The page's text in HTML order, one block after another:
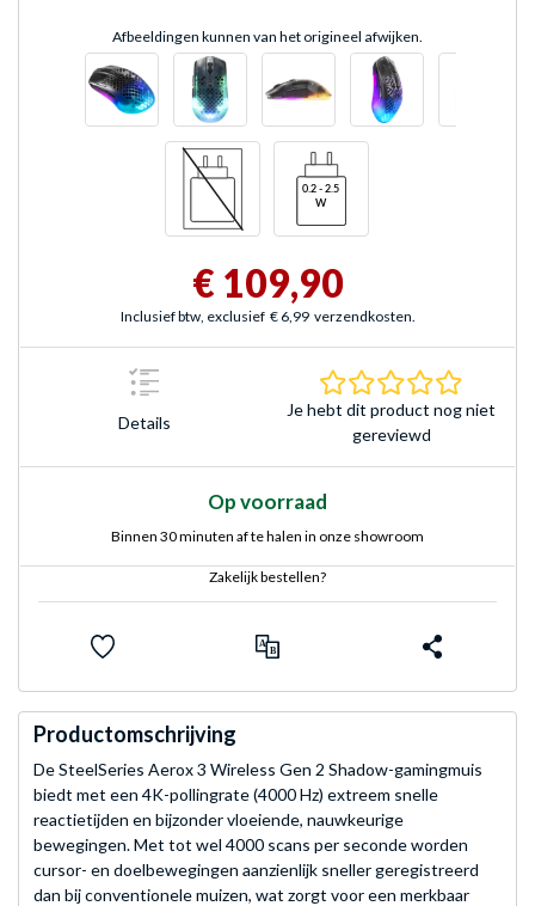
Afbeeldingen kunnen van het origineel afwijken.
€ 109,90
Inclusief btw, exclusief € 6,99 verzendkosten.
Details
Je hebt dit product nog niet
gereviewd
Op voorraad
Binnen 30 minuten af te halen in onze showroom
Zakelijk bestellen?
Productomschrijving
De SteelSeries Aerox 3 Wireless Gen 2 Shadow-gamingmuis
biedt met een 4K-pollingrate (4000 Hz) extreem snelle
reactietijden en bijzonder vloeiende, nauwkeurige
bewegingen. Met tot wel 4000 scans per seconde worden
cursor- en doelbewegingen aanzienlijk sneller geregistreerd
dan bij conventionele muizen, wat zorgt voor een merkbaar